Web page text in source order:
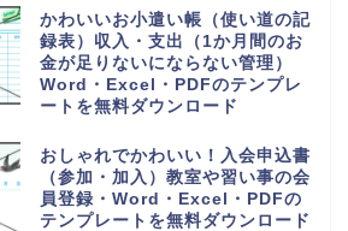
PDFをA4用紙に印刷し手書き作
成！可愛い家計簿（作成方法や作
り方が簡単で見やすい）Word・
Excelのテンプレートを無料ダウ
読書感想文の記録ノート（小学生
の低学年から高学年の子供）おし
ゃれなイラスト背景・Word・